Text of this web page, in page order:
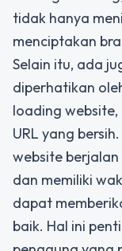
tidak hanya
menciptakan
Selain itu, ada
diperhatikan
loading
URL yang
website
dan memiliki
dapat
baik. Hal ini